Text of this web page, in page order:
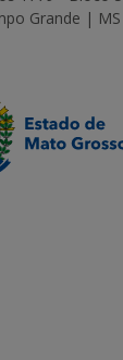
Grande | MS